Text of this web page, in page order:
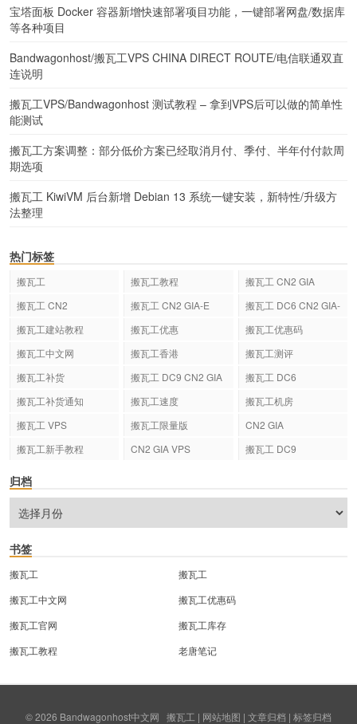
宝塔面板 Docker 容器新增快速部署项目功能，一键部署网盘/数据库
等各种项目
Bandwagonhost/搬瓦工VPS CHINA DIRECT ROUTE/电信联通双直
连说明
搬瓦工VPS/Bandwagonhost 测试教程 – 拿到VPS后可以做的简单性
能测试
搬瓦工方案调整：部分低价方案已经取消月付、季付、半年付付款周
期选项
搬瓦工 KiwiVM 后台新增 Debian 13 系统一键安装，新特性/升级方
法整理
热门标签
搬瓦工 搬瓦工教程
搬瓦工 CN2 GIA
搬瓦工 CN2
搬瓦工 CN2 GIA-E
搬瓦工 DC6 CN2 GIA-
搬瓦工建站教程 搬瓦工优惠
搬瓦工优惠码
搬瓦工中文网
搬瓦工香港
搬瓦工测评
搬瓦工补货
搬瓦工 DC9 CN2 GIA
搬瓦工 DC6
搬瓦工补货通知
搬瓦工速度
搬瓦工机房
搬瓦工 VPS
搬瓦工限量版
CN2 GIA
搬瓦工新手教程
CN2 GIA VPS 搬瓦工 DC9
归档
书签
搬瓦工
搬瓦工
搬瓦工中文网
搬瓦工优惠码
搬瓦工官网
搬瓦工库存
搬瓦工教程
老唐笔记
© 2026 Bandwagonhost中文网 搬瓦工 | 网站地图 | 文章归档 | 标签归档